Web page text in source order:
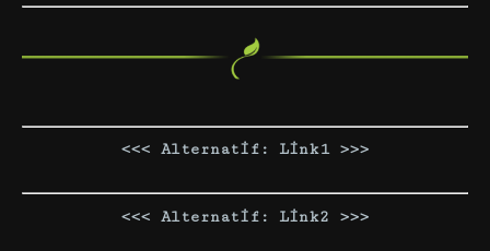
<<< Alternatif: Link1 >>>
<<< Alternatif: Link2 >>>